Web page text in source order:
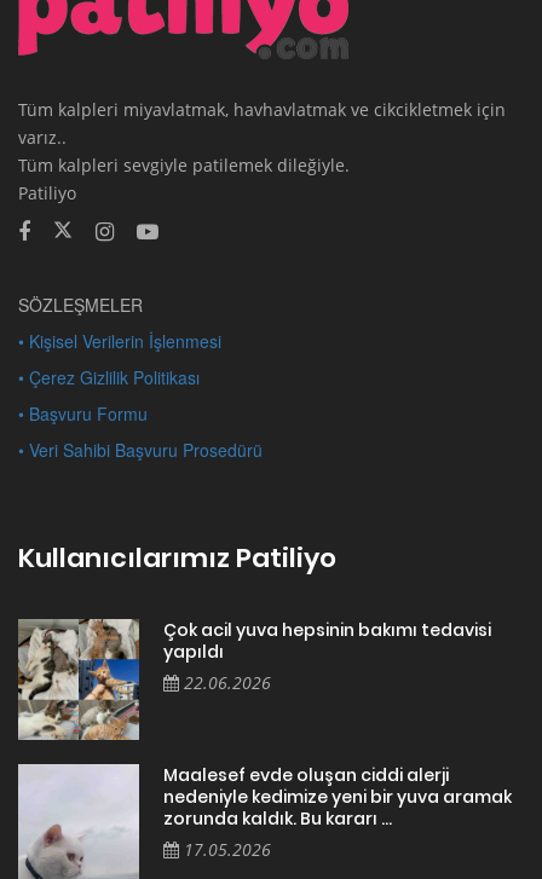
Tüm kalpleri miyavlatmak, havhavlatmak ve cikcikletmek için
varız..
Tüm kalpleri sevgiyle patilemek dileğiyle.
Patiliyo
SÖZLEŞMELER
• Kişisel Verilerin İşlenmesi
• Çerez Gizlilik Politikası
• Başvuru Formu
• Veri Sahibi Başvuru Prosedürü
Kullanıcılarımız Patiliyo
Çok acil yuva hepsinin bakımı tedavisi
yapıldı
22.06.2026
Maalesef evde oluşan ciddi alerji
nedeniyle kedimize yeni bir yuva aramak
zorunda kaldık. Bu kararı ...
17.05.2026